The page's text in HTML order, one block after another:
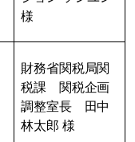
様
財務省関税局関
税課 関税企画
調整室長 田中
林太郎 様